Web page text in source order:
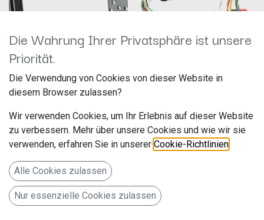
ACV 281296-01
Hersteller: ACV
acv GmbH
Straßburger Allee 10-12
41812 Erkelenz
2-DIN RB Subaru Impreza /
WRX / Forester 2008>
24,99€
Aktivsystemadapter verschiedene
Fahrzeuge ISO>ISO 12-1230-51
acv GmbH
Straßburger Allee 10-12
41812 Erkelenz
Deutschland www.acvgmbh.de
ISO>ISO
84,99
Die Wahrung Ihrer Privatsphäre ist unsere
Priorität.
Die Verwendung von Cookies von dieser Website in
diesem Browser zulassen?
Wir verwenden Cookies, um Ihr Erlebnis auf dieser Website
zu verbessern. Mehr über unsere Cookies und wie wir sie
verwenden, erfahren Sie in unserer Cookie-Richtlinien
Alle Cookies zulassen
Nur essenzielle Cookies zulassen